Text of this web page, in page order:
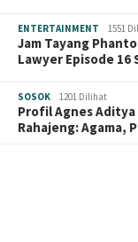
ENTERTAINMENT 1551
Jam Tayang
Lawyer Episode 16
SOSOK 1201 Dilihat
Profil Agnes Aditya
Rahajeng: Agama,